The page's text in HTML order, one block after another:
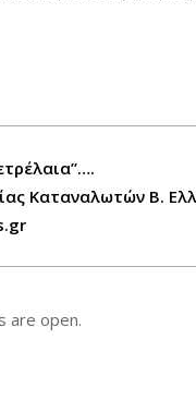
Καταναλωτών Β.
are open.